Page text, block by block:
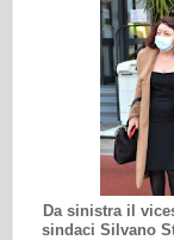
Da sinistra il
sindaci Silvano